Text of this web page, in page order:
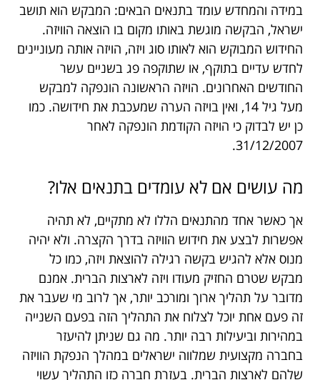
במידה והמחדש עומד בתנאים הבאים: המבקש הוא תושב
ישראל, הבקשה מוגשת באותו מקום בו הוצאה הוויזה.
החידוש המבוקש הוא לאותו סוג ויזה, הויזה אותה מעוניינים
לחדש עדיים בתוקף, או שתוקפה פג בשניים עשר
החודשים האחרונים. הויזה הראשונה הונפקה למבקש
מעל גיל 14, ואין בויזה הערה שמעכבת את חידושה. כמו
כן יש לבדוק כי הויזה הקודמת הונפקה לאחר
31/12/2007.
מה עושים אם לא עומדים בתנאים אלו?
אך כאשר אחד מהתנאים הללו לא מתקיים, לא תהיה
אפשרות לבצע את חידוש הוויזה בדרך הקצרה. ולא יהיה
מנוס אלא להגיש בקשה רגילה להוצאת ויזה, כמו כל
מבקש שטרם החזיק מעודו ויזה לארצות הברית. אמנם
מדובר על תהליך ארוך ומורכב יותר, אך לרוב מי שעבר את
זה פעם אחת יוכל לצלוח את התהליך הזה בפעם השנייה
במהירות וביעילות רבה יותר. מה גם שניתן להיעזר
בחברה מקצועית שמלווה ישראלים במהלך הנפקת הוויזה
שלהם לארצות הברית. בעזרת חברה כזו התהליך עשוי